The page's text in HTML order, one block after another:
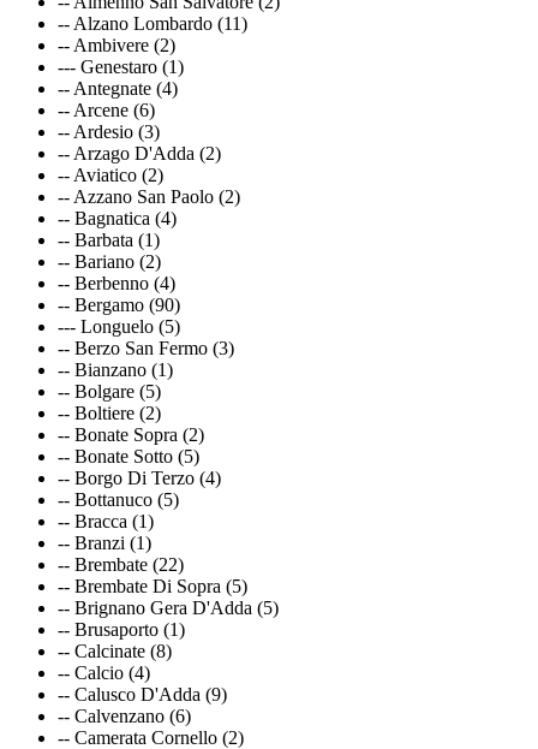
-- Alzano Lombardo (11)
-- Ambivere (2)
--- Genestaro (1)
-- Antegnate (4)
-- Arcene (6)
-- Ardesio (3)
-- Arzago D'Adda (2)
-- Aviatico (2)
-- Azzano San Paolo (2)
-- Bagnatica (4)
-- Barbata (1)
-- Bariano (2)
-- Berbenno (4)
-- Bergamo (90)
--- Longuelo (5)
-- Berzo San Fermo (3)
-- Bianzano (1)
-- Bolgare (5)
-- Boltiere (2)
-- Bonate Sopra (2)
-- Bonate Sotto (5)
-- Borgo Di Terzo (4)
-- Bottanuco (5)
-- Bracca (1)
-- Branzi (1)
-- Brembate (22)
-- Brembate Di Sopra (5)
-- Brignano Gera D'Adda (5)
-- Brusaporto (1)
-- Calcinate (8)
-- Calcio (4)
-- Calusco D'Adda (9)
-- Calvenzano (6)
-- Camerata Cornello (2)